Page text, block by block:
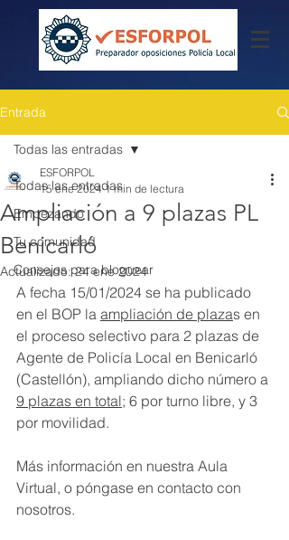
Entrada
Todas las entradas
Empezando
Tu comunidad
Consejos para bloguear
Todas las entradas
Ampliación a 9 plazas PL
Benicarló
ESFORPOL
15 ene 2024 1 min de lectura
Actualizado:24 ene 2024
A fecha 15/01/2024 se ha publicado
en el BOP la ampliación de plazas en
el proceso selectivo para 2 plazas de
Agente de Policía Local en Benicarló
(Castellón), ampliando dicho número a
9 plazas en total; 6 por turno libre, y 3
por movilidad.
Más información en nuestra Aula
Virtual, o póngase en contacto con
nosotros.